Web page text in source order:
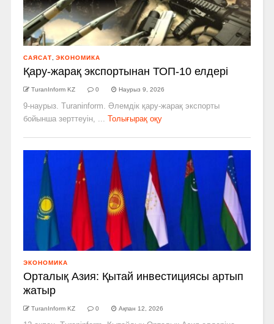
САЯСАТ ЭКОНОМИКА
Қару-жарақ экспортынан ТОП-10 елдері
TuranInform KZ 0 Наурыз 9, 2026
9-наурыз. Turaninform. Әлемдік қару-жарақ экспорты
бойынша зерттеуін, ...
Толығырақ оқу
ЭКОНОМИКА
Орталық Азия: Қытай инвестициясы артып
жатыр
TuranInform KZ 0 Ақпан 12, 2026